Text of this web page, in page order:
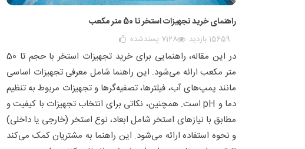
راهنمای خرید تجهیزات استخر تا 50 متر مکعب
15659 بازدید 7128 پسندشده
در این مقاله، راهنمایی برای خرید تجهیزات استخر با حجم تا 50
متر مکعب ارائه می‌شود. این راهنما شامل معرفی تجهیزات اساسی
مانند پمپ‌های آب، فیلترها، تصفیه‌گرها و تجهیزات مربوط به تنظیم
دما و pH است. همچنین، نکاتی برای انتخاب تجهیزات با کیفیت و
مطابق با نیازهای استخر شامل ابعاد، نوع استخر (خارجی یا داخلی)
و نحوه استفاده ارائه می‌شود. این راهنما به مشتریان کمک می‌کند